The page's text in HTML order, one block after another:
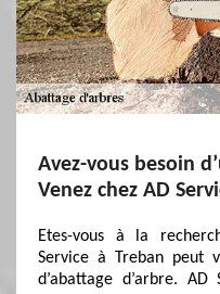
Avez-vous besoin
Venez chez AD
Etes-vous à la
Service à Treban peut
d’abattage d’arbre.